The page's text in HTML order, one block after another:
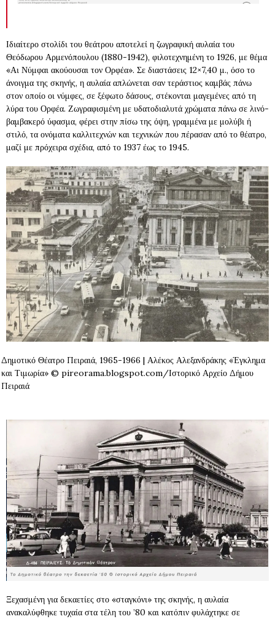
Ιδιαίτερο στολίδι του θεάτρου αποτελεί η ζωγραφική αυλαία του
Θεόδωρου Αρμενόπουλου (1880-1942), φιλοτεχνημένη το 1926, με θέμα
«Αι Νύμφαι ακούουσαι τον Ορφέα». Σε διαστάσεις 12×7,40 μ., όσο το
άνοιγμα της σκηνής, η αυλαία απλώνεται σαν τεράστιος καμβάς πάνω
στον οποίο οι νύμφες, σε ξέφωτο δάσους, στέκονται μαγεμένες από τη
λύρα του Ορφέα. Ζωγραφισμένη με υδατοδιαλυτά χρώματα πάνω σε λινό-
βαμβακερό ύφασμα, φέρει στην πίσω της όψη, γραμμένα με μολύβι ή
στιλό, τα ονόματα καλλιτεχνών και τεχνικών που πέρασαν από το θέατρο,
μαζί με πρόχειρα σχέδια, από το 1937 έως το 1945.
Δημοτικό Θέατρο Πειραιά, 1965-1966 | Αλέκος Αλεξανδράκης «Έγκλημα
και Τιμωρία» © pireorama.blogspot.com/Ιστορικό Αρχείο Δήμου
Πειραιά
Ξεχασμένη για δεκαετίες στο «σταγκόνι» της σκηνής, η αυλαία
ανακαλύφθηκε τυχαία στα τέλη του ’80 και κατόπιν φυλάχτηκε σε